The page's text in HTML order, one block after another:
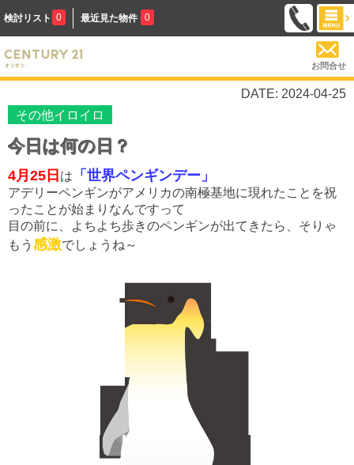
検討リスト 0 最近見た物件 0
お問合せ
DATE: 2024-04-25
その他イロイロ
今日は何の日？
4月25日 は 「世界ペンギンデー」
アデリーペンギンがアメリカの南極基地に現れたことを祝
ったことが始まりなんですって
目の前に、よちよち歩きのペンギンが出てきたら、そりゃ
もう 感激でしょうね～